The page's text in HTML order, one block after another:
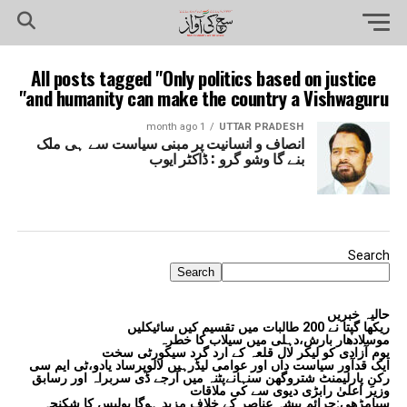
All posts tagged "Only politics based on justice
and humanity can make the country a Vishwaguru"
UTTAR PRADESH
1 month ago
انصاف و انسانیت پر مبنی سیاست سے ہی ملک
بنے گا وشو گرو : ڈاکٹر ایوب
Search
Search
حالیہ خبریں
ریکھا گپتا نے 200 طالبات میں تقسیم کیں سائیکلیں
موسلادھار بارش،دہلی میں سیلاب کا خطرہ
یوم آزادی کو لیکر لال قلعہ کے ارد گرد سیکورٹی سخت
ایک قدآور سیاست داں اور عوامی لیڈرہیں لالوپرساد یادو،ٹی ایم سی
رکنِ پارلیمنٹ شتروگھن سنہانےپٹنہ میں آرجے ڈی سربراہ اور رسابق
وزیر اعلیٰ رابڑی دیوی سے کی ملاقات
سیامڑھی:جرائم پیشہ عناصر کے خلاف مزید ہوگا پولیس کا شکنجہ